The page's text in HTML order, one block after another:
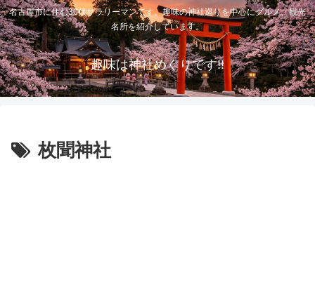
名古屋市に住む30代サラリーマンです。趣味の神社巡りを中心にグルメ、観光
名所を紹介しています。
趣味は神社めぐりです!!
枚聞神社